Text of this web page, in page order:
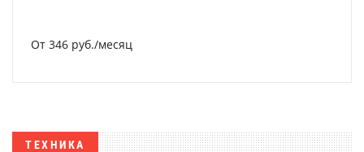
От 346 руб./месяц
ТЕХНИКА